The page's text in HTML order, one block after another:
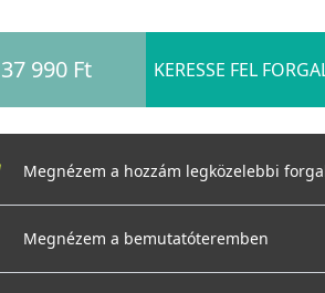
990 Ft KERESSE FEL
Megnézem a hozzám legközelebbi
Megnézem a bemutatóteremben